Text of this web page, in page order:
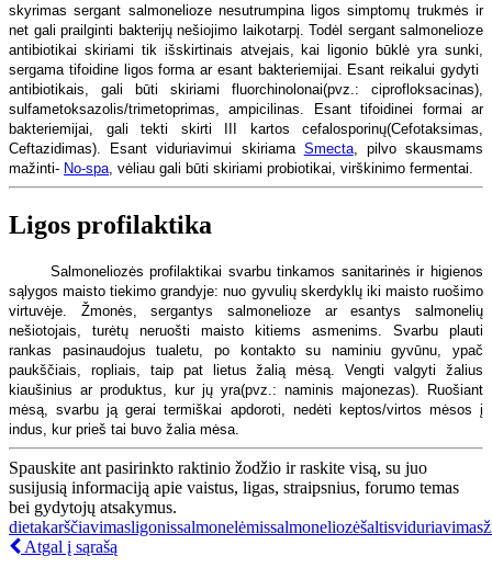
skyrimas sergant salmonelioze nesutrumpina ligos simptomų trukmės ir
net gali prailginti bakterijų nešiojimo laikotarpį. Todėl sergant salmonelioze
antibiotikai skiriami tik išskirtinais atvejais, kai ligonio būklė yra sunki,
sergama tifoidine ligos forma ar esant bakteriemijai. Esant reikalui gydyti
antibiotikais, gali būti skiriami fluorchinolonai(pvz.: ciprofloksacinas),
sulfametoksazolis/trimetoprimas, ampicilinas. Esant tifoidinei formai ar
bakteriemijai, gali tekti skirti III kartos cefalosporinų(Cefotaksimas,
Ceftazidimas). Esant viduriavimui skiriama Smecta, pilvo skausmams
mažinti- No-spa , vėliau gali būti skiriami probiotikai, virškinimo fermentai.
Ligos profilaktika
Salmoneliozės profilaktikai svarbu tinkamos sanitarinės ir higienos
sąlygos maisto tiekimo grandyje: nuo gyvulių skerdyklų iki maisto ruošimo
virtuvėje. Žmonės, sergantys salmonelioze ar esantys salmonelių
nešiotojais, turėtų neruošti maisto kitiems asmenims. Svarbu plauti
rankas pasinaudojus tualetu, po kontakto su naminiu gyvūnu, ypač
paukščiais, ropliais, taip pat lietus žalią mėsą. Vengti valgyti žalius
kiaušinius ar produktus, kur jų yra(pvz.: naminis majonezas). Ruošiant
mėsą, svarbu ją gerai termiškai apdoroti, nedėti keptos/virtos mėsos į
indus, kur prieš tai buvo žalia mėsa.
Spauskite ant pasirinkto raktinio žodžio ir raskite visą, su juo
susijusią informaciją apie vaistus, ligas, straipsnius, forumo temas
bei gydytojų atsakymus.
dietakarščiavimasligonissalmonelėmissalmoneliozėšaltisviduriavimas
Atgal į sąrašą